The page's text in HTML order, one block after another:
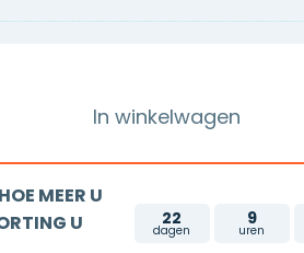
In winkelwagen
MEER U
U
22
dagen
9
uren